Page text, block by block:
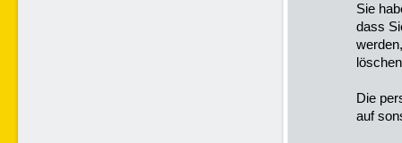
Sie
dass
Die
auf